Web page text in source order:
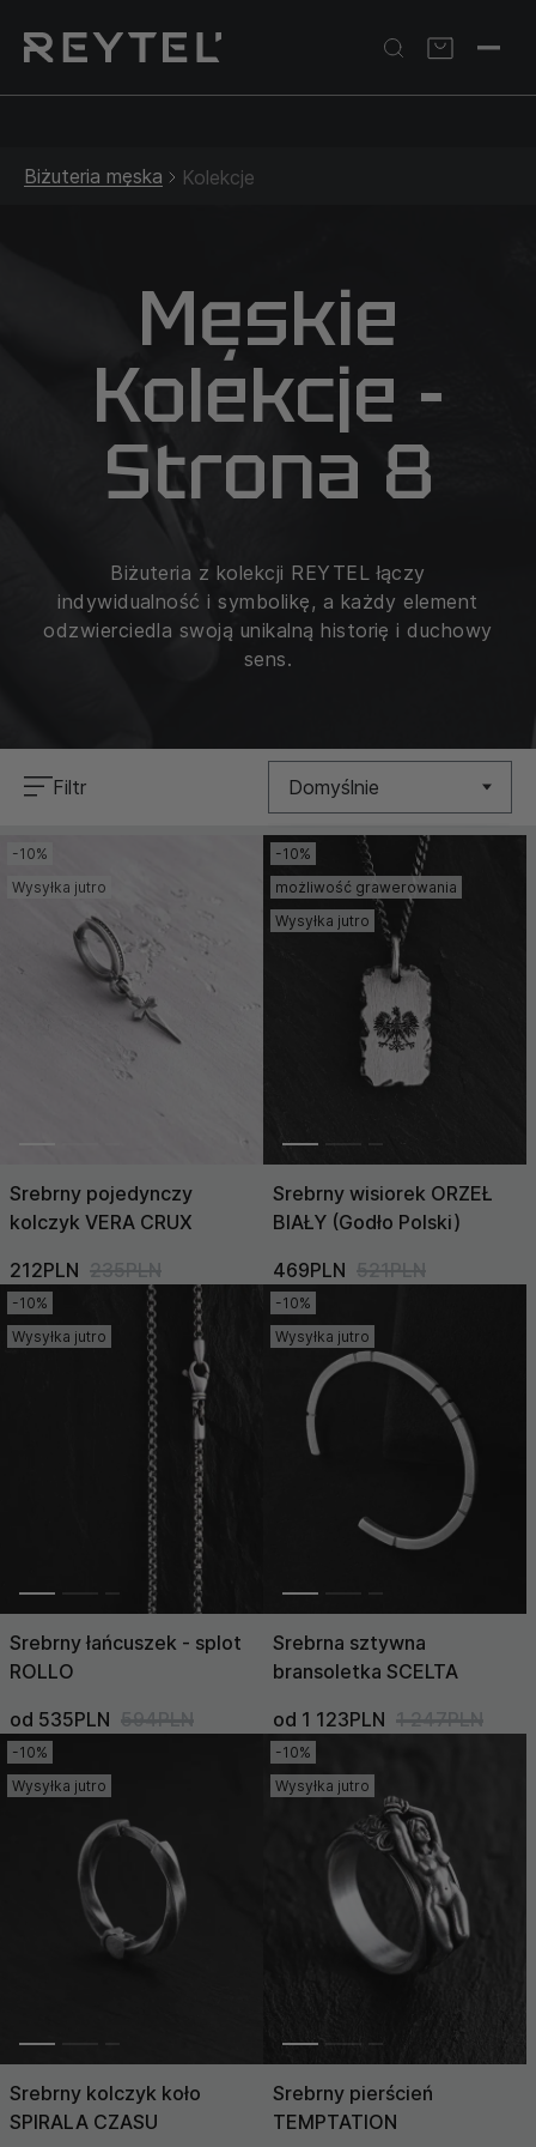
Biżuteria męska Kolekcje
Męskie
Kolekcje -
Strona 8
Biżuteria z kolekcji REYTEL łączy
indywidualność i symbolikę, a każdy element
odzwierciedla swoją unikalną historię i duchowy
sens.
Filtr Domyślnie
Nowość
Cena (Niska >
Wysoka)
Cena (Wysoka >
Złota biżuteria: –30% | Do 31.08
-10%
Wysyłka jutro
Srebrny pojedynczy
kolczyk VERA CRUX
212PLN 235PLN
-10%
możliwość grawerowania
Wysyłka jutro
Srebrny wisiorek ORZEŁ
BIAŁY (Godło Polski)
469PLN 521PLN
-10%
Wysyłka jutro
Srebrny łańcuszek - splot
ROLLO
od 535PLN 594PLN
-10%
Wysyłka jutro
Srebrna sztywna
bransoletka SCELTA
od 1 123PLN 1 247PLN
-10%
Wysyłka jutro
Srebrny kolczyk koło
SPIRALA CZASU
-10%
Wysyłka jutro
Srebrny pierścień
TEMPTATION